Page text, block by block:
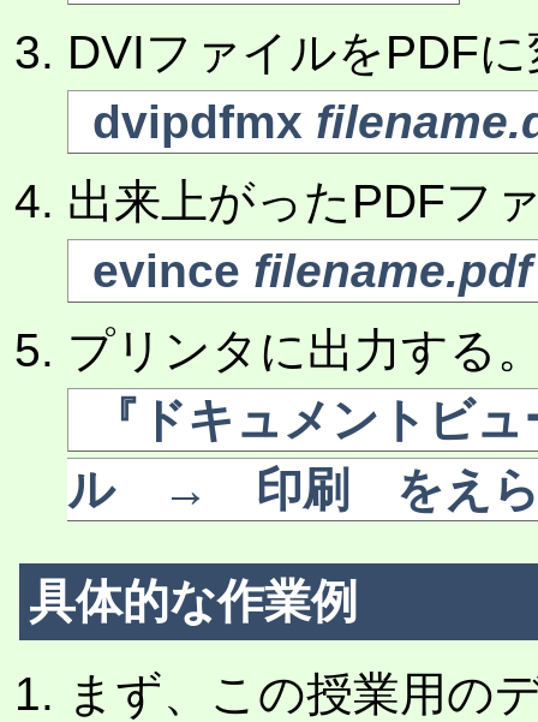
DVIファイルをPDF
dvipdfmx
出来上がったPDFフ
evince
プリンタに出力する
『ドキュメントビ
ル → 印刷 をえら
具体的な作業例
まず、この授業用の